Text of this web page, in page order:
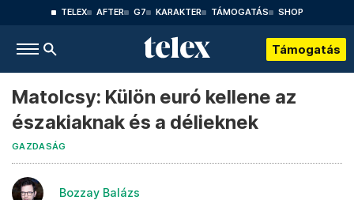
TELEX AFTER G7 KARAKTER TÁMOGATÁS SHOP
Támogatás
Matolcsy: Külön euró kellene az
északiaknak és a délieknek
GAZDASÁG
Bozzay Balázs